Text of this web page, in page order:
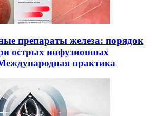
препараты железа: порядок
острых инфузионных
практика